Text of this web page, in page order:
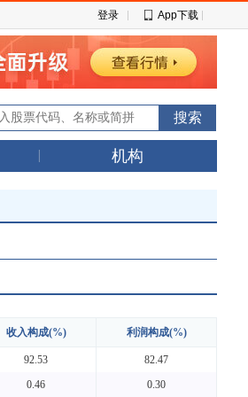
登录 App下载
机构
收入构成(%) 利润构成(%)
92.53
82.47
0.46
0.30